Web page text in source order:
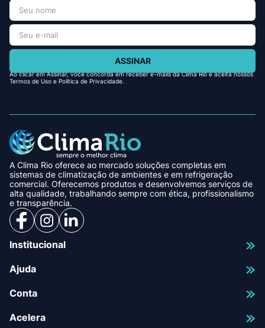
ASSINAR
Ao clicar em Assinar, você concorda em receber e-mails da Clima Rio e aceita nossos
Termos de Uso e Política de Privacidade.
A Clima Rio oferece ao mercado soluções completas em
sistemas de climatização de ambientes e em refrigeração
comercial. Oferecemos produtos e desenvolvemos serviços de
alta qualidade, trabalhando sempre com ética, profissionalismo
e transparência.
Institucional
Ajuda
Conta
Acelera